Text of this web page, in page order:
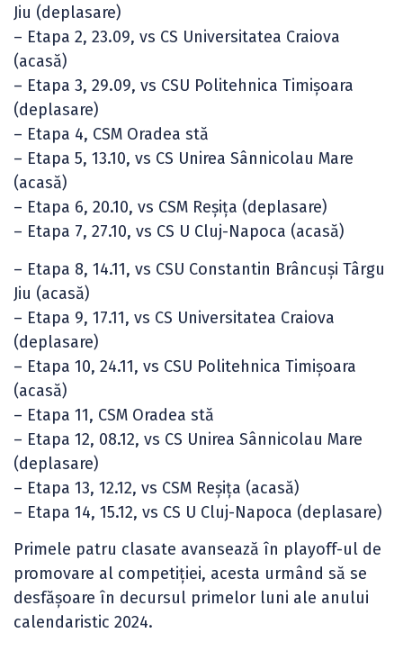
Jiu (deplasare)
– Etapa 2, 23.09, vs CS Universitatea Craiova
(acasă)
– Etapa 3, 29.09, vs CSU Politehnica Timișoara
(deplasare)
– Etapa 4, CSM Oradea stă
– Etapa 5, 13.10, vs CS Unirea Sânnicolau Mare
(acasă)
– Etapa 6, 20.10, vs CSM Reșița (deplasare)
– Etapa 7, 27.10, vs CS U Cluj-Napoca (acasă)
– Etapa 8, 14.11, vs CSU Constantin Brâncuși Târgu
Jiu (acasă)
– Etapa 9, 17.11, vs CS Universitatea Craiova
(deplasare)
– Etapa 10, 24.11, vs CSU Politehnica Timișoara
(acasă)
– Etapa 11, CSM Oradea stă
– Etapa 12, 08.12, vs CS Unirea Sânnicolau Mare
(deplasare)
– Etapa 13, 12.12, vs CSM Reșița (acasă)
– Etapa 14, 15.12, vs CS U Cluj-Napoca (deplasare)
Primele patru clasate avansează în playoff-ul de
promovare al competiției, acesta urmând să se
desfășoare în decursul primelor luni ale anului
calendaristic 2024.